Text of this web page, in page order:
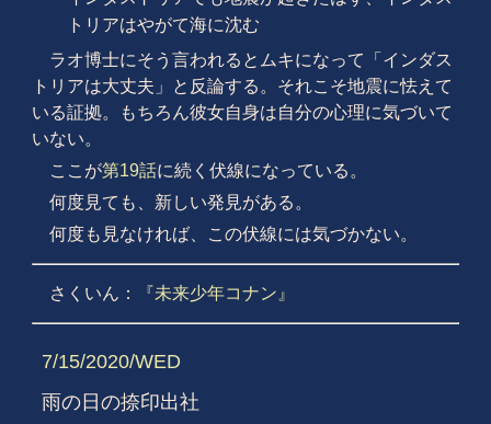
トリアはやがて海に沈む
ラオ博士にそう言われるとムキになって「インダス
トリアは大丈夫」と反論する。それこそ地震に怯えて
いる証拠。もちろん彼女自身は自分の心理に気づいて
いない。
ここが第19話に続く伏線になっている。
何度見ても、新しい発見がある。
何度も見なければ、この伏線には気づかない。
さくいん： 『未来少年コナン』
7/15/2020/WED
雨の日の捺印出社